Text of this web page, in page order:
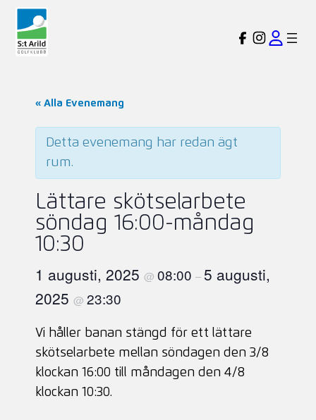
« Alla Evenemang
Detta evenemang har redan ägt
rum.
Lättare skötselarbete
söndag 16:00-måndag
10:30
1 augusti, 2025@08:00– 5 augusti,
2025@23:30
Vi håller banan stängd för ett lättare
skötselarbete mellan söndagen den 3/8
klockan 16:00 till måndagen den 4/8
klockan 10:30.